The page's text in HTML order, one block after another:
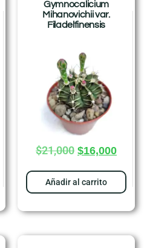
Gymnocalicium
Mihanovichii var.
Filadelfinensis
$21,000 $16,000
Añadir al carrito